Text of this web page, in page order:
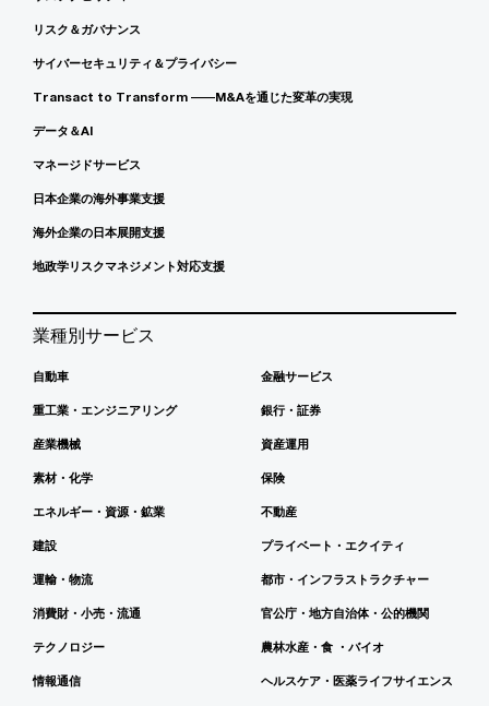
リスク＆ガバナンス
サイバーセキュリティ＆プライバシー
Transact to Transform ――M&Aを通じた変革の実現
データ＆AI
マネージドサービス
日本企業の海外事業支援
海外企業の日本展開支援
地政学リスクマネジメント対応支援
業種別サービス
自動車
重工業・エンジニアリング
産業機械
素材・化学
エネルギー・資源・鉱業
建設
運輸・物流
消費財・小売・流通
テクノロジー
情報通信
金融サービス
銀行・証券
資産運用
保険
不動産
プライベート・エクイティ
都市・インフラストラクチャー
官公庁・地方自治体・公的機関
農林水産・食 ・バイオ
ヘルスケア・医薬ライフサイエンス